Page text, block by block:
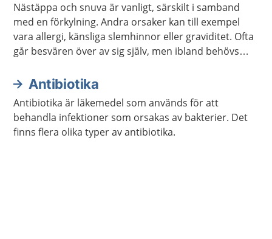
Nästäppa och snuva är vanligt, särskilt i samband
med en förkylning. Andra orsaker kan till exempel
vara allergi, känsliga slemhinnor eller graviditet. Ofta
går besvären över av sig själv, men ibland behövs
Antibiotika
Antibiotika är läkemedel som används för att
behandla infektioner som orsakas av bakterier. Det
finns flera olika typer av antibiotika.